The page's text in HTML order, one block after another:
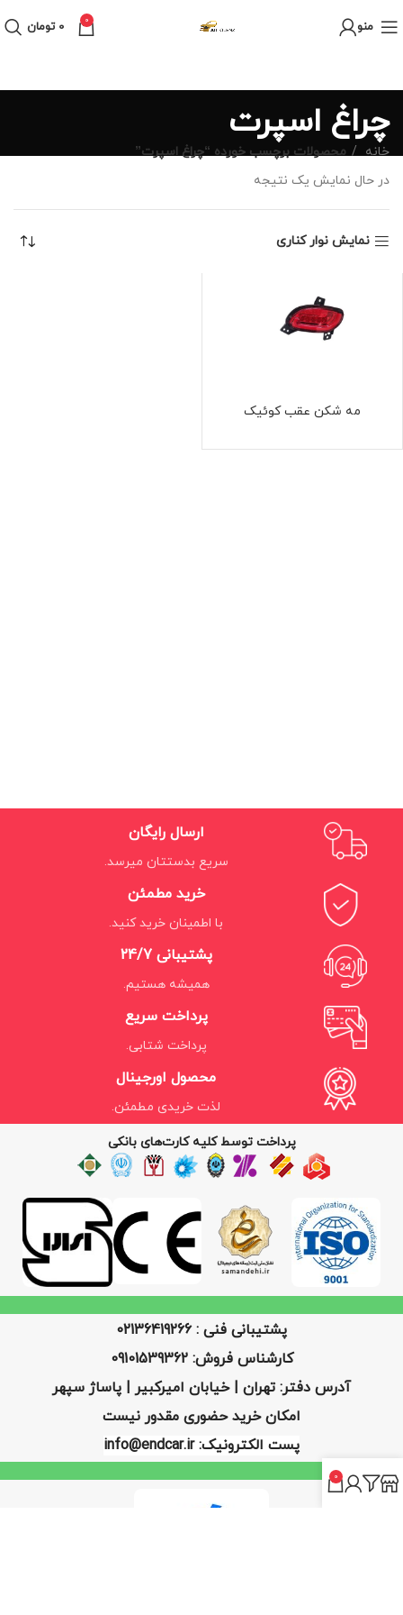
منو 0
0 تومان
چراغ اسپرت
خانه
محصولات برچسب خورده “چراغ اسپرت”
در حال نمایش یک نتیجه
نمایش نوار کناری
مه شکن عقب کوئیک
ارسال رایگان
سریع بدستتان میرسد.
خرید مطمئن
با اطمینان خرید کنید.
پشتیبانی 24/7
همیشه هستیم.
پرداخت سریع
پرداخت شتابی.
محصول اورجینال
لذت خریدی مطمئن.
پرداخت توسط کلیه کارت‌های بانکی
پشتیبانی فنی : 02136419266
کارشناس فروش: 09101539362
آدرس دفتر: تهران | خیابان امیرکبیر | پاساژ سپهر
امکان خرید حضوری مقدور نیست
پست الکترونیک: info@endcar.ir
0